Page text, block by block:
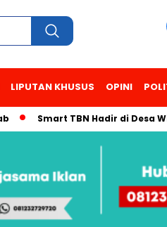
LIPUTAN KHUSUS OPINI
Smart TBN Hadir di Desa